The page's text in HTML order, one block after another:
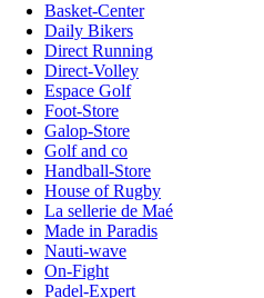
Basket-Center
Daily Bikers
Direct Running
Direct-Volley
Espace Golf
Foot-Store
Galop-Store
Golf and co
Handball-Store
House of Rugby
La sellerie de Maé
Made in Paradis
Nauti-wave
On-Fight
Padel-Expert